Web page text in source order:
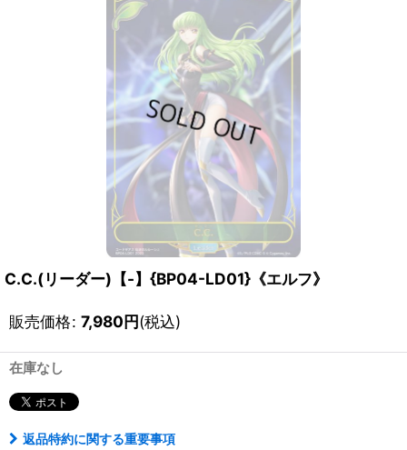
C.C.(リーダー)【-】{BP04-LD01}《エルフ》
販売価格: 7,980円(税込)
在庫なし
返品特約に関する重要事項